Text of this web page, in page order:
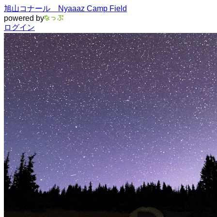
旭山コナール Nyaaaz Camp Field
powered by
ログイン